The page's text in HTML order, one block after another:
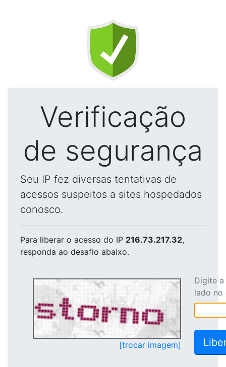
Verificação
de segurança
Seu IP fez diversas tentativas de
acessos suspeitos a sites hospedados
conosco.
Para liberar o acesso do IP 216.73.217.32,
responda ao desafio abaixo.
[trocar imagem]
Digite
lado no